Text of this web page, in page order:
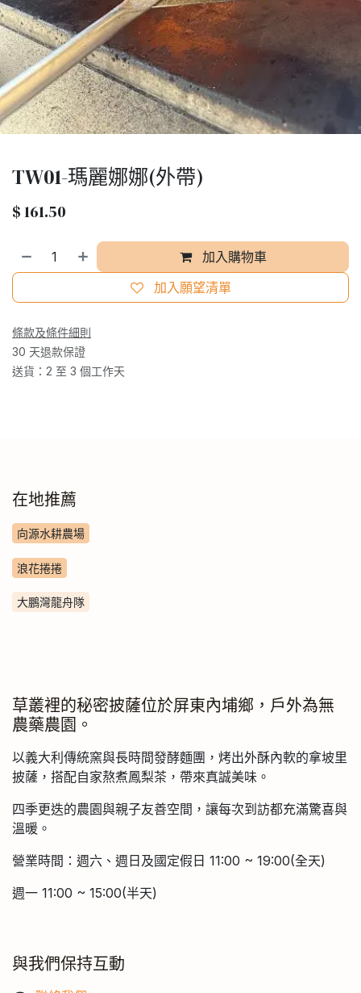
TW01-瑪麗娜娜(外帶)
$161.50
加入購物車
加入願望清單
條款及條件細則
30 天退款保證
送貨：2 至 3 個工作天
在地推薦
向源水耕農場
浪花捲捲
大鵬灣龍舟隊
草叢裡的秘密披薩位於屏東內埔鄉，戶外為無
農藥農園。
以義大利傳統窯與長時間發酵麵團，烤出外酥內軟的拿坡里
披薩，搭配自家熬煮鳳梨茶，帶來真誠美味。
四季更迭的農園與親子友善空間，讓每次到訪都充滿驚喜與
溫暖。
營業時間：週六、週日及國定假日 11:00 ~ 19:00(全天)
週一 11:00 ~ 15:00(半天)
與我們保持互動